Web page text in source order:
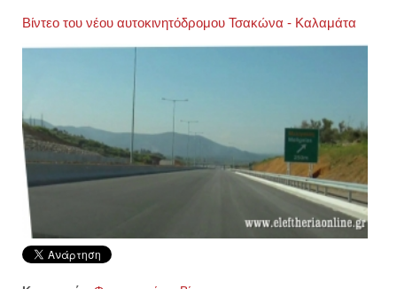
Βίντεο του νέου αυτοκινητόδρομου Τσακώνα - Καλαμάτα